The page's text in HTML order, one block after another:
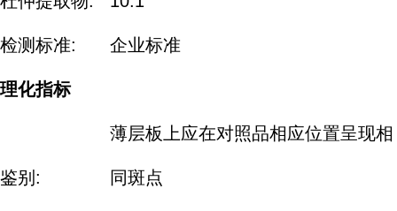
检测标准: 企业标准
理化指标
鉴别:
薄层板上应在对照品相应位置呈现相
同斑点